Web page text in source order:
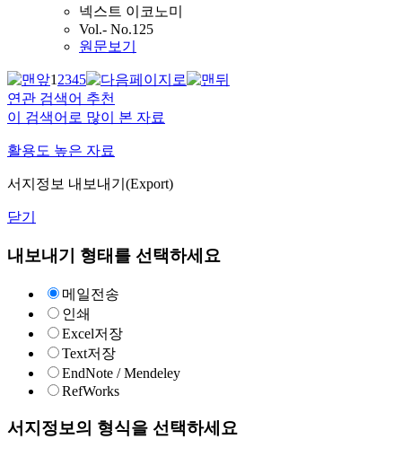
넥스트 이코노미
Vol.- No.125
원문보기
12345
연관 검색어 추천
이 검색어로 많이 본 자료
활용도 높은 자료
서지정보 내보내기(Export)
닫기
내보내기 형태를 선택하세요
메일전송
인쇄
Excel저장
Text저장
EndNote / Mendeley
RefWorks
서지정보의 형식을 선택하세요